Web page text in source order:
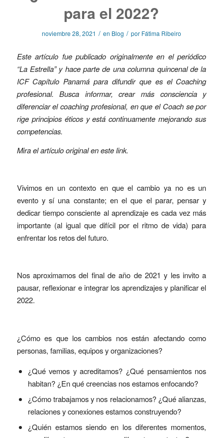
para el 2022?
noviembre 28, 2021 / en Blog / por Fátima Ribeiro
Este artículo fue publicado originalmente en el periódico
“La Estrella” y hace parte de una columna quincenal de la
ICF Capítulo Panamá para difundir que es el Coaching
profesional. Busca informar, crear más consciencia y
diferenciar el coaching profesional, en que el Coach se por
rige principios éticos y está continuamente mejorando sus
competencias.
Mira el artículo original en estelink.
Vivimos en un contexto en que el cambio ya no es un
evento y sí una constante; en el que el parar, pensar y
dedicar tiempo consciente al aprendizaje es cada vez más
importante (al igual que difícil por el ritmo de vida) para
enfrentar los retos del futuro.
Nos aproximamos del final de año de 2021 y les invito a
pausar, reflexionar e integrar los aprendizajes y planificar el
2022.
¿Cómo es que los cambios nos están afectando como
personas, familias, equipos y organizaciones?
¿Qué vemos y acreditamos? ¿Qué pensamientos nos
habitan? ¿En qué creencias nos estamos enfocando?
¿Cómo trabajamos y nos relacionamos? ¿Qué alianzas,
relaciones y conexiones estamos construyendo?
¿Quién estamos siendo en los diferentes momentos,